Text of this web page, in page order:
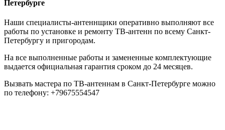
Петербурге
Наши специалисты-антеннщики оперативно выполняют все
работы по установке и ремонту ТВ-антенн по всему Санкт-
Петербургу и пригородам.
На все выполненные работы и замененные комплектующие
выдается официальная гарантия сроком до 24 месяцев.
Вызвать мастера по ТВ-антеннам в Санкт-Петербурге можно
по телефону: +79675554547